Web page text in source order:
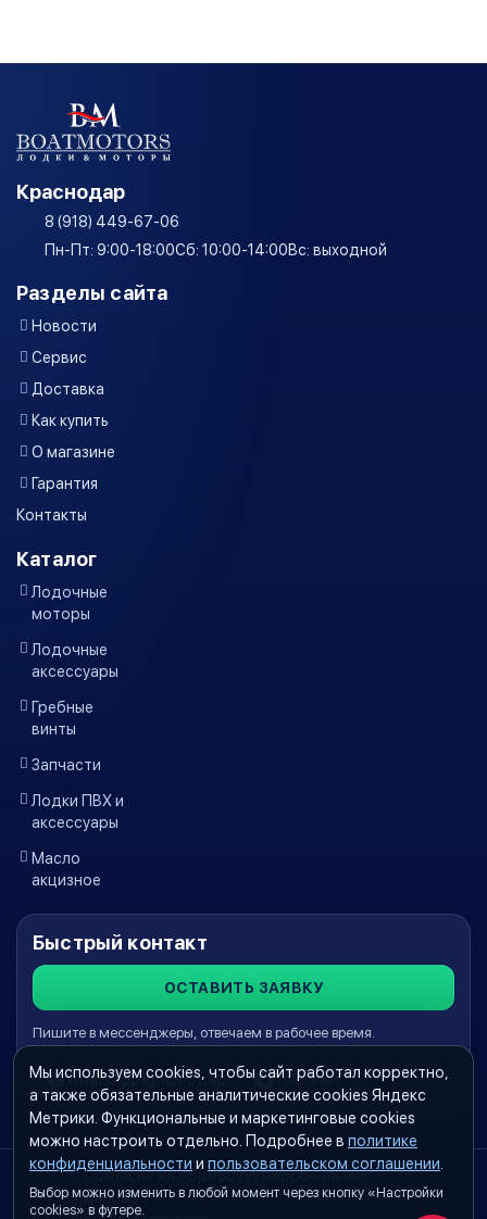
Краснодар
8 (918) 449-67-06
Пн-Пт: 9:00-18:00Сб: 10:00-14:00Вс: выходной
Разделы сайта
Новости
Сервис
Доставка
Как купить
О магазине
Гарантия
Контакты
Каталог
Лодочные
моторы
Лодочные
аксессуары
Гребные
винты
Запчасти
Лодки ПВХ и
аксессуары
Масло
акцизное
Быстрый контакт
ОСТАВИТЬ ЗАЯВКУ
Пишите в мессенджеры, отвечаем в рабочее время.
WhatsApp Краснодар Telegram
Согласие на обработку персональных
данных
Мы используем cookies, чтобы сайт работал корректно,
а также обязательные аналитические cookies Яндекс
Метрики. Функциональные и маркетинговые cookies
можно настроить отдельно. Подробнее в политике
конфиденциальности и пользовательском соглашении
Выбор можно изменить в любой момент через кнопку «Настройки
cookies» в футере.